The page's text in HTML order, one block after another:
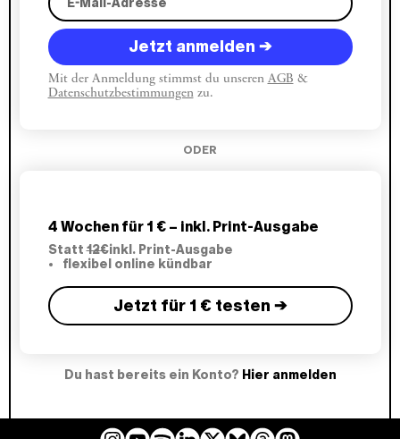
Jetzt anmelden →
Mit der Anmeldung stimmst du unseren AGB &
Datenschutzbestimmungenzu.
ODER
4 Wochen für 1 € – inkl. Print-Ausgabe
Statt12€inkl. Print-Ausgabe
flexibel online kündbar
Jetzt für 1 € testen →
Du hast bereits ein Konto? Hier anmelden